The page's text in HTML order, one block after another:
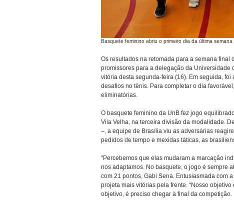
Basquete feminino abriu o primeiro dia da última
Os resultados na retomada para a semana
promissores para a delegação da Universidade
vitória desta segunda-feira (16). Em seguida,
desafios no tênis. Para completar o dia
eliminatórias.
O basquete feminino da UnB fez jogo
Vila Velha, na terceira divisão da modalidade.
–, a equipe de Brasília viu as adversárias
pedidos de tempo e mexidas táticas, as
“Percebemos que elas mudaram a marcação
nos adaptamos. No basquete, o jogo é sempre
com 21 pontos, Gabi Sena. Entusiasmada com
projeta mais vitórias pela frente. “Nosso
objetivo, é preciso chegar à final da competição.